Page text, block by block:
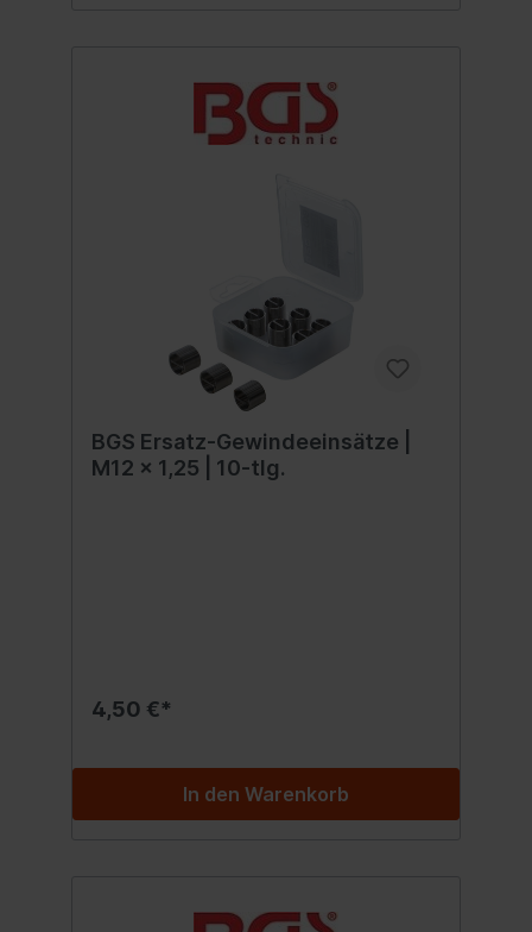
BGS Ersatz-Gewindeeinsätze |
M12 x 1,25 | 10-tlg.
4,50 €*
In den Warenkorb